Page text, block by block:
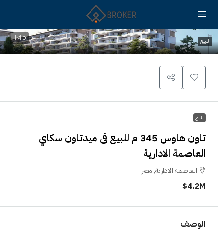
0 للبيع
للبيع
تاون هاوس 345 م للبيع فى ميدتاون سكاي
العاصمة الادارية
العاصمة الادارية, مصر
4.2M$
الوصف